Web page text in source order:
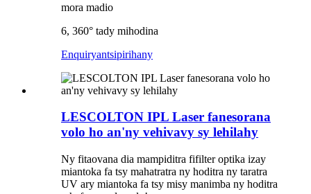
mora madio
6, 360° tady mihodina
Enquiryantsipirihany
LESCOLTON IPL Laser fanesorana
volo ho an'ny vehivavy sy lehilahy
Ny fitaovana dia mampiditra fifilter optika izay
miantoka fa tsy mahatratra ny hoditra ny taratra
UV ary miantoka fa tsy misy manimba ny hoditra